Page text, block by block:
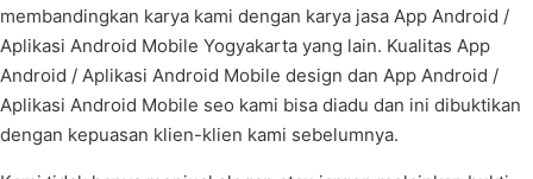
membandingkan karya kami dengan karya jasa App Android /
Aplikasi Android Mobile Yogyakarta yang lain. Kualitas App
Android / Aplikasi Android Mobile design dan App Android /
Aplikasi Android Mobile seo kami bisa diadu dan ini dibuktikan
dengan kepuasan klien-klien kami sebelumnya.